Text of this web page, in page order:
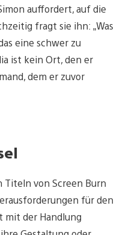
auffordert, auf die
fragt sie ihn: „Was
eine schwer zu
ist kein Ort, den er
dem er zuvor
von Screen Burn
für den
mit der Handlung